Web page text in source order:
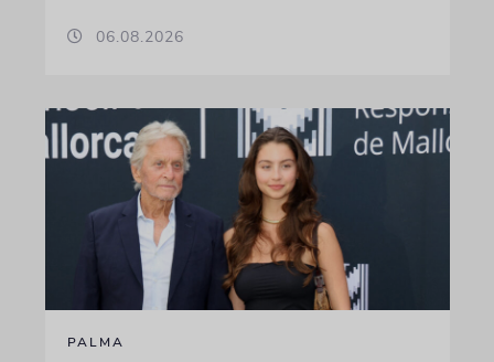
06.08.2026
PALMA